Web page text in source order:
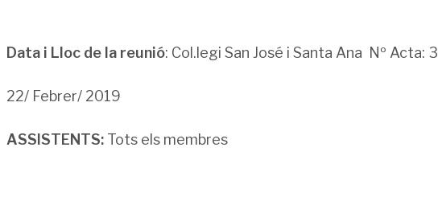
Data i Lloc de la reunió: Col.legi San José i Santa Ana Nº Acta: 3
22/ Febrer/ 2019
ASSISTENTS: Tots els membres